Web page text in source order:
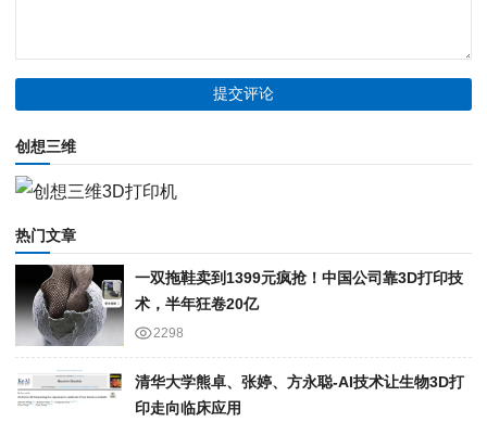
创想三维
热门文章
一双拖鞋卖到1399元疯抢！中国公司靠3D打印技
术，半年狂卷20亿
2298
清华大学熊卓、张婷、方永聪-AI技术让生物3D打
印走向临床应用